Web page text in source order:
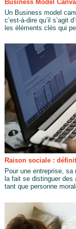
Business Model
Un Business model
c’est-à-dire qu’il s’agit
les éléments clés qui
Raison sociale :
Pour une entreprise,
la fait se distinguer
tant que personne